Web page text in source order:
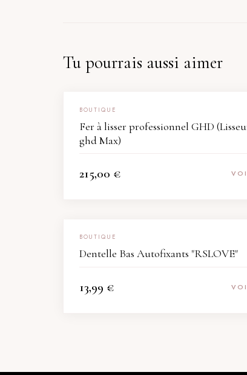
Tu pourrais aussi aimer
BOUTIQUE
Fer à lisser professionnel GHD
ghd Max)
215,00 €
BOUTIQUE
Dentelle Bas Autofixants "RSLOVE"
13,99 €